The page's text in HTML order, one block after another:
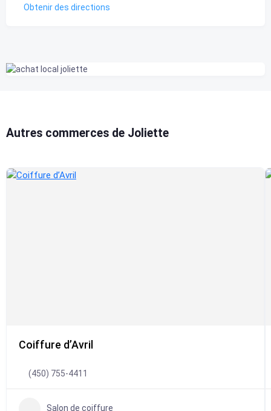
Obtenir des directions
Autres commerces de Joliette
Coiffure d’Avril
(450) 755-4411
Salon de coiffure